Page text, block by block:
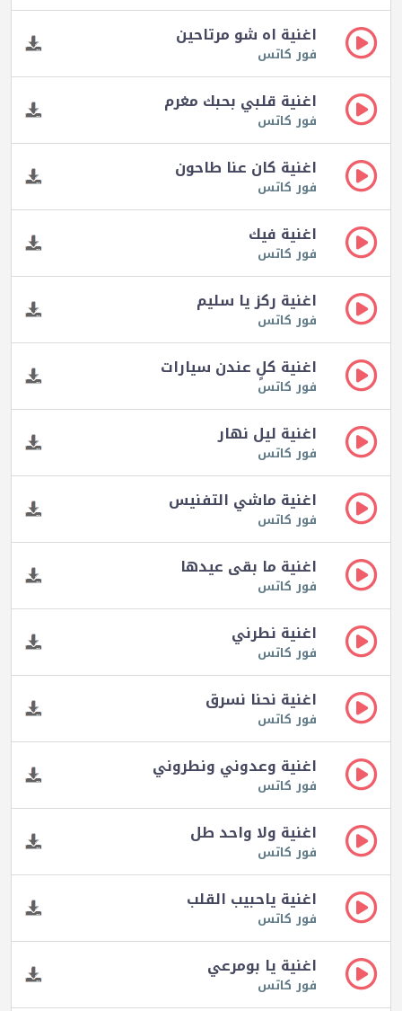
اغنية اه شو مرتاحين
فور كاتس
اغنية قلبي بحبك مغرم
فور كاتس
اغنية كان عنا طاحون
فور كاتس
اغنية فيك
فور كاتس
اغنية ركز يا سليم
فور كاتس
اغنية كلٍ عندن سيارات
فور كاتس
اغنية ليل نهار
فور كاتس
اغنية ماشي التفنيس
فور كاتس
اغنية ما بقى عيدها
فور كاتس
اغنية نطرني
فور كاتس
اغنية نحنا نسرق
فور كاتس
اغنية وعدوني ونطروني
فور كاتس
اغنية ولا واحد طل
فور كاتس
اغنية ياحبيب القلب
فور كاتس
اغنية يا بومرعي
فور كاتس